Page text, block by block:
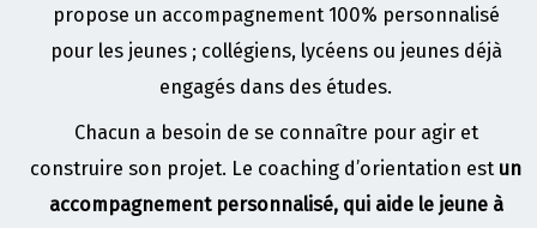
propose un accompagnement 100% personnalisé
pour les jeunes ; collégiens, lycéens ou jeunes déjà
engagés dans des études.
Chacun a besoin de se connaître pour agir et
construire son projet. Le coaching d’orientation est un
accompagnement personnalisé, qui aide le jeune à